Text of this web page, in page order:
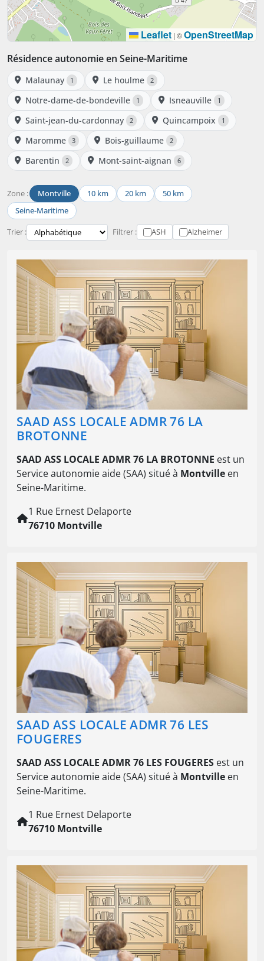
Leaflet | ©OpenStreetMap
Résidence autonomie en Seine-Maritime
Malaunay 1 Le houlme 2
Notre-dame-de-bondeville 1 Isneauville 1
Saint-jean-du-cardonnay 2 Quincampoix 1
Maromme 3 Bois-guillaume 2
Barentin 2 Mont-saint-aignan 6
Zone : Montville 10 km 20 km
50 km
Seine-Maritime
Trier : Filtrer : ASH Alzheimer
SAAD ASS LOCALE ADMR 76 LA
BROTONNE
SAAD ASS LOCALE ADMR 76 LA BROTONNE est un
Service autonomie aide (SAA) situé à Montville en
Seine-Maritime.
1 Rue Ernest Delaporte
76710 Montville
SAAD ASS LOCALE ADMR 76 LES
FOUGERES
SAAD ASS LOCALE ADMR 76 LES FOUGERES est un
Service autonomie aide (SAA) situé à Montville en
Seine-Maritime.
1 Rue Ernest Delaporte
76710 Montville